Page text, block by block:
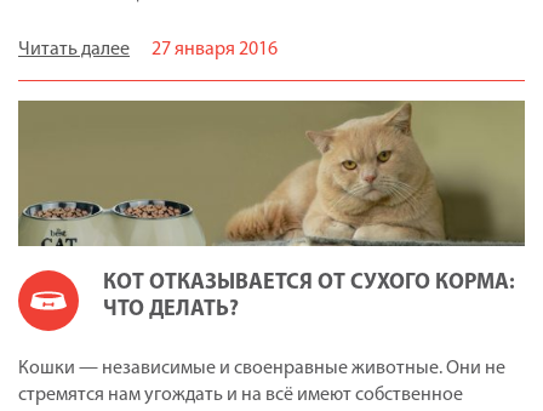
Читать далее 27 января 2016
КОТ ОТКАЗЫВАЕТСЯ ОТ СУХОГО КОРМА:
ЧТО ДЕЛАТЬ?
Кошки — независимые и своенравные животные. Они не
стремятся нам угождать и на всё имеют собственное